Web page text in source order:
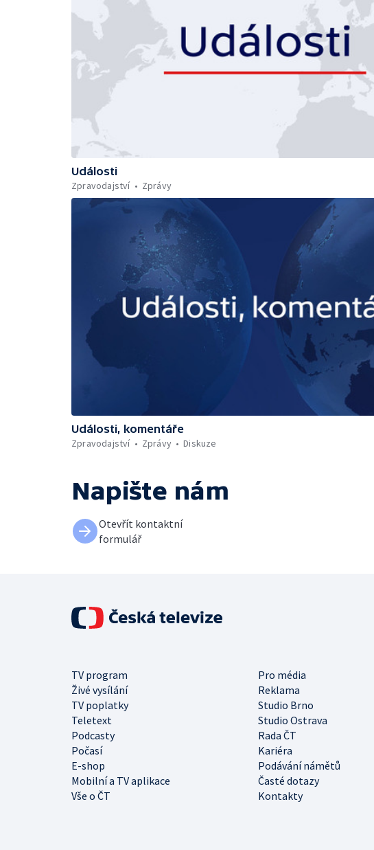
Události
Zpravodajství
Zprávy
Události, komentáře
Zpravodajství
Zprávy Diskuze
Napište nám
Otevřít kontaktní
formulář
TV program
Pro média
Živé vysílání
Reklama
TV poplatky
Studio Brno
Teletext
Studio Ostrava
Podcasty
Rada ČT
Počasí
Kariéra
E-shop
Podávání námětů
Mobilní a TV aplikace
Časté dotazy
Vše o ČT
Kontakty